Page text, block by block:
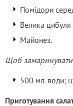
Помідори
Велика
Майонез.
Щоб
500 мл. води;
Приготування